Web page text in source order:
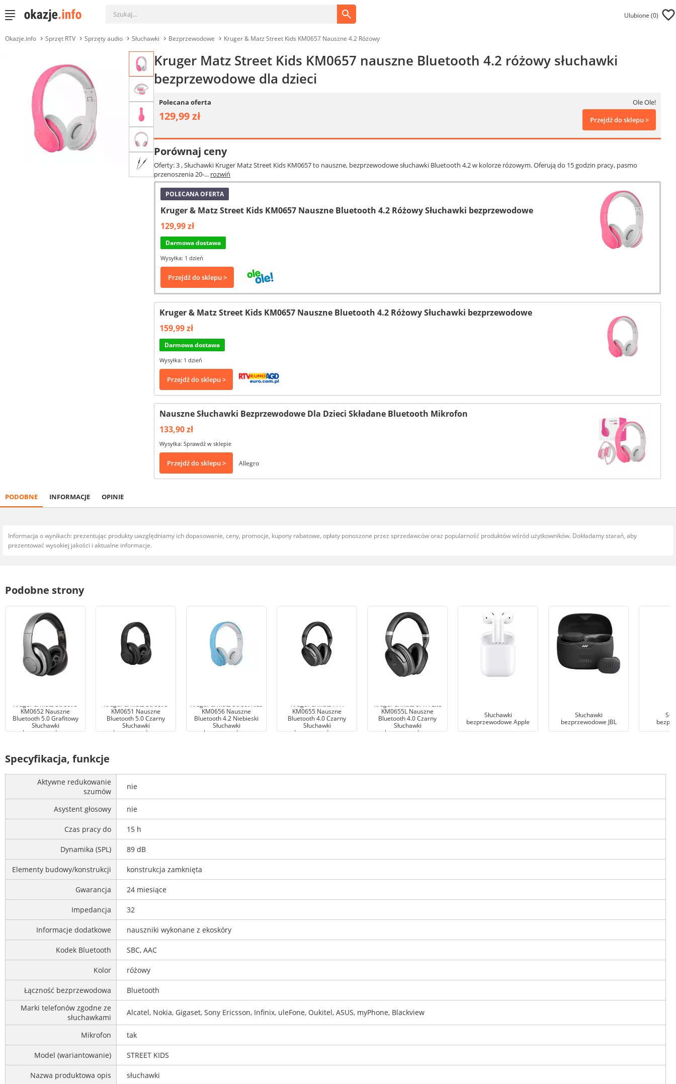
Ulubione (0)
Okazje.info Sprzęt RTV Sprzęty audio Słuchawki Bezprzewodowe Kruger & Matz Street Kids KM0657 Nauszne 4.2 Różowy
Kruger Matz Street Kids KM0657 nauszne Bluetooth 4.2 różowy słuchawki
bezprzewodowe dla dzieci
Polecana oferta Ole Ole!
129,99 zł Przejdź do sklepu >
Porównaj ceny
Oferty: 3, Słuchawki Kruger Matz Street Kids KM0657 to nauszne, bezprzewodowe słuchawki Bluetooth 4.2 w kolorze różowym. Oferują do 15 godzin pracy, pasmo
przenoszenia 20-... rozwiń
POLECANA OFERTA
Kruger & Matz Street Kids KM0657 Nauszne Bluetooth 4.2 Różowy Słuchawki bezprzewodowe
129,99 zł
Darmowa dostawa
Wysyłka: 1 dzień
Przejdź do sklepu >
Kruger & Matz Street Kids KM0657 Nauszne Bluetooth 4.2 Różowy Słuchawki bezprzewodowe
159,99 zł
Darmowa dostawa
Wysyłka: 1 dzień
Przejdź do sklepu >
Nauszne Słuchawki Bezprzewodowe Dla Dzieci Składane Bluetooth Mikrofon
133,90 zł
Wysyłka: Sprawdź w sklepie
Przejdź do sklepu > Allegro
PODOBNE INFORMACJE OPINIE
Informacja o wynikach: prezentując produkty uwzględniamy ich dopasowanie, ceny, promocje, kupony rabatowe, opłaty ponoszone przez sprzedawców oraz popularność produktów wśród użytkowników. Dokładamy starań, aby
prezentować wysokiej jakości i aktualne informacje.
Podobne strony
Kruger & Matz Street 3
KM0652 Nauszne
Bluetooth 5.0 Grafitowy
Słuchawki
bezprzewodowe
Kruger & Matz Street 3
KM0651 Nauszne
Bluetooth 5.0 Czarny
Słuchawki
bezprzewodowe
Kruger & Matz Street Kids
KM0656 Nauszne
Bluetooth 4.2 Niebieski
Słuchawki
bezprzewodowe
Kruger & Matz F7A
KM0655 Nauszne
Bluetooth 4.0 Czarny
Słuchawki
bezprzewodowe
Kruger & Matz SF7A Lite
KM0655L Nauszne
Bluetooth 4.0 Czarny
Słuchawki
bezprzewodowe
Słuchawki
bezprzewodowe Apple
Słuchawki
bezprzewodowe JBL
Specyfikacja, funkcje
Aktywne redukowanie
szumów
nie
Asystent głosowy nie
Czas pracy do 15 h
Dynamika (SPL) 89 dB
Elementy budowy/konstrukcji konstrukcja zamknięta
Gwarancja 24 miesiące
Impedancja 32
Informacje dodatkowe nauszniki wykonane z ekoskóry
Kodek Bluetooth SBC, AAC
Kolor różowy
Łączność bezprzewodowa
Bluetooth
Marki telefonów zgodne ze
słuchawkami
Alcatel, Nokia, Gigaset, Sony Ericsson, Infinix, uleFone, Oukitel, ASUS, myPhone, Blackview
Mikrofon tak
Model (wariantowanie) STREET KIDS
Nazwa produktowa opis słuchawki